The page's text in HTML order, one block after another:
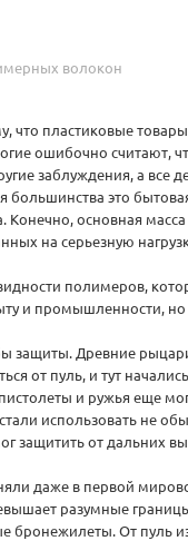
волокон
что пластиковые
ошибочно считают,
заблуждения, а все
большинства это
Конечно, основная
на серьезную
полимеров,
и промышленности,
защиты. Древние
от пуль, и тут
и ружья еще
использовать не
защитить от дальних
даже в первой
разумные
бронежилеты. От пуль